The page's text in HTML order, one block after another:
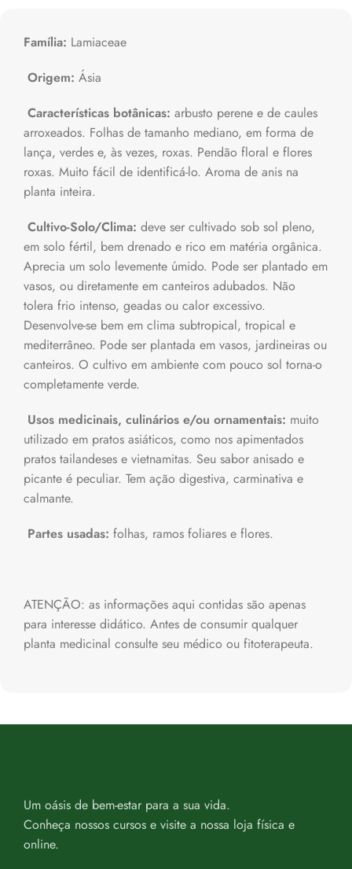
Família: Lamiaceae
Origem: Ásia
Características botânicas: arbusto perene e de caules
arroxeados. Folhas de tamanho mediano, em forma de
lança, verdes e, às vezes, roxas. Pendão floral e flores
roxas. Muito fácil de identificá-lo. Aroma de anis na
planta inteira.
Cultivo-Solo/Clima: deve ser cultivado sob sol pleno,
em solo fértil, bem drenado e rico em matéria orgânica.
Aprecia um solo levemente úmido. Pode ser plantado em
vasos, ou diretamente em canteiros adubados. Não
tolera frio intenso, geadas ou calor excessivo.
Desenvolve-se bem em clima subtropical, tropical e
mediterrâneo. Pode ser plantada em vasos, jardineiras ou
canteiros. O cultivo em ambiente com pouco sol torna-o
completamente verde.
Usos medicinais, culinários e/ou ornamentais: muito
utilizado em pratos asiáticos, como nos apimentados
pratos tailandeses e vietnamitas. Seu sabor anisado e
picante é peculiar. Tem ação digestiva, carminativa e
calmante.
Partes usadas: folhas, ramos foliares e flores.
ATENÇÃO: as informações aqui contidas são apenas
para interesse didático. Antes de consumir qualquer
planta medicinal consulte seu médico ou fitoterapeuta.
Um oásis de bem-estar para a sua vida.
Conheça nossos cursos e visite a nossa loja física e
online.